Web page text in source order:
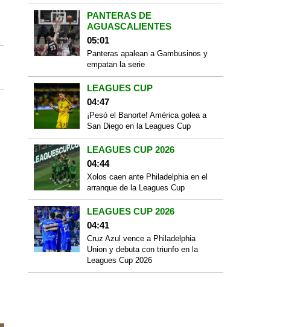
PANTERAS DE
AGUASCALIENTES
05:01
Panteras apalean a Gambusinos y
empatan la serie
LEAGUES CUP
04:47
¡Pesó el Banorte! América golea a
San Diego en la Leagues Cup
LEAGUES CUP 2026
04:44
Xolos caen ante Philadelphia en el
arranque de la Leagues Cup
LEAGUES CUP 2026
04:41
Cruz Azul vence a Philadelphia
Union y debuta con triunfo en la
Leagues Cup 2026